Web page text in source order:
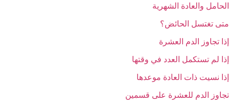
الحامل والعادة الشهرية
متى تغتسل الحائض؟
إذا تجاوز الدم العشرة
إذا لم تستكمل العدد في وقتها
إذا نسيت ذات العادة موعدها
تجاوز الدم للعشرة على قسمين